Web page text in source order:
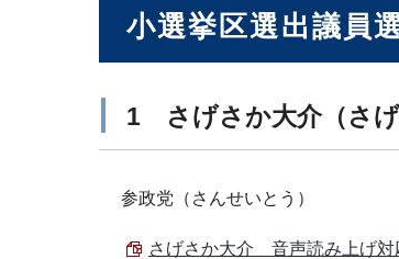
小選挙区選出議員
1 さげさか大介（さげ
参政党（さんせいとう）
さげさか大介 音声読み上げ対